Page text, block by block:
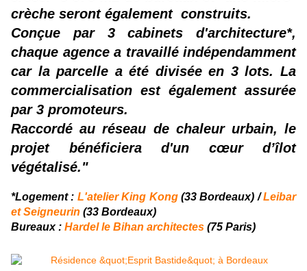
crèche seront également construits.
Conçue par 3 cabinets d'architecture*,
chaque agence a travaillé indépendamment
car la parcelle a été divisée en 3 lots. La
commercialisation est également assurée
par 3 promoteurs.
Raccordé au réseau de chaleur urbain, le
projet bénéficiera d'un cœur d’îlot
végétalisé."
*Logement : L'atelier King Kong(33 Bordeaux) /Leibar
et Seigneurin (33 Bordeaux)
Bureaux : Hardel le Bihan architectes (75 Paris)